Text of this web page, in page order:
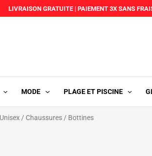
LIVRAISON GRATUITE | PAIEMENT 3X SANS
MODE PLAGE ET PISCINE
Unisex / Chaussures / Bottines